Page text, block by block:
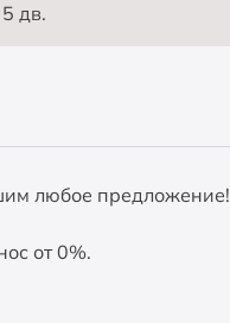
дв.
любое предложение!
от 0%.